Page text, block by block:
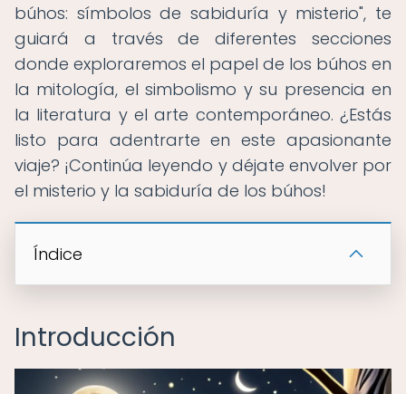
búhos: símbolos de sabiduría y misterio", te
guiará a través de diferentes secciones
donde exploraremos el papel de los búhos en
la mitología, el simbolismo y su presencia en
la literatura y el arte contemporáneo. ¿Estás
listo para adentrarte en este apasionante
viaje? ¡Continúa leyendo y déjate envolver por
el misterio y la sabiduría de los búhos!
Índice
Introducción